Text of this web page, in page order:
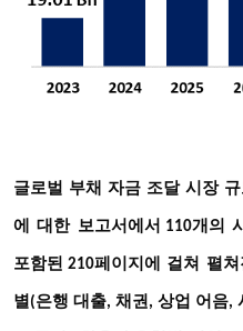
글로벌 부채 자금 조달 시장
에 대한 보고서에서 110개의
포함된 210페이지에 걸쳐 펼쳐
별(은행 대출, 채권, 상업 어음,